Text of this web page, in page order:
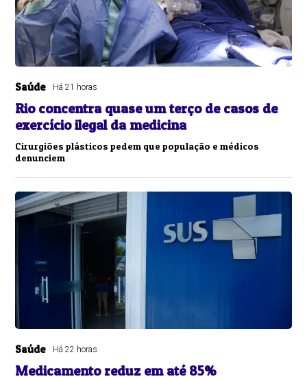
Saúde Há 21 horas
Rio concentra quase um terço de casos de
exercício ilegal da medicina
Cirurgiões plásticos pedem que população e médicos
denunciem
Saúde Há 22 horas
Medicamento reduz em até 85%